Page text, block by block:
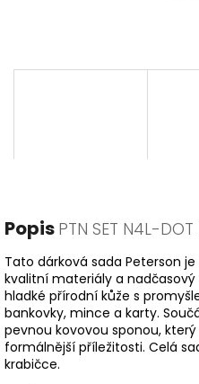
Popis PTN SET N4L-
Tato dárková sada Peterson
kvalitní materiály a nadčasový
hladké přírodní kůže s
bankovky, mince a karty.
pevnou kovovou sponou,
formálnější příležitosti. Celá
krabičce.